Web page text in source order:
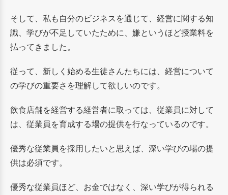
そして、私も自分のビジネスを通じて、経営に関する知
識、学びが不足していたために、嫌というほど授業料を
払ってきました。
従って、新しく始める生徒さんたちには、経営について
の学びの重要さを理解して欲しいのです。
飲食店舗を経営する経営者に取っては、従業員に対して
は、従業員を育成する場の提供を行なっているのです。
優秀な従業員を採用したいと思えば、深い学びの場の提
供は必須です。
優秀な従業員ほど、お金ではなく、深い学びが得られる